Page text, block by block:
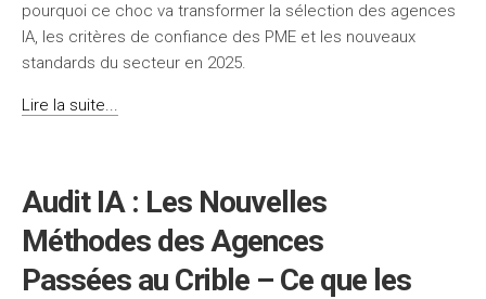
pourquoi ce choc va transformer la sélection des agences
IA, les critères de confiance des PME et les nouveaux
standards du secteur en 2025.
Lire la suite...
Audit IA : Les Nouvelles
Méthodes des Agences
Passées au Crible – Ce que les